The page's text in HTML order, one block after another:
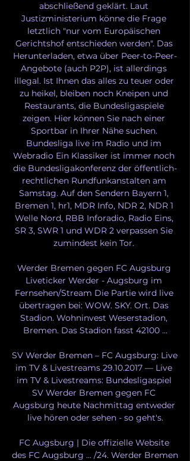
abschließend geklärt. Laut
Justizministerium könne die Frage
letztlich "nur vom Europäischen
Gerichtshof entschieden werden". Das
Herunterladen, etwa über Peer-to-Peer-
Angebote (auch P2P), ist allerdings
illegal. Ist Ihnen das alles zu teuer oder
zu heikel, bleiben noch Kneipen und
Restaurants, die Bundesligaspiele
zeigen. Hier können Sie nach einer
Sportbar in Ihrer Nähe suchen.
Bundesliga live im Radio und im
Webradio Ein Klassiker ist immer noch
die Bundesligakonferenz der öffentlich-
rechtlichen Rundfunkanstalten am
Samstag. Auf den Sendern Bayern 1,
Bremen 1, hr1, MDR Info, NDR 2, NDR 1
Welle Nord, RBB Inforadio, Radio Eins,
SR 3, SWR 1 und WDR 2 verpassen Sie
zumindest kein Tor.
Werder Bremen gegen FC Augsburg
Liveticker Werder - Augsburg im
Fernsehen/Stream Die Partie wird live
übertragen bei: WOW. SKY. Ort. Das
Stadion. Wohninvest Weserstadion,
Bremen. Das Stadion fasst 42100 ...
SV Werder Bremen – FC Augsburg: Live
im TV & Livestreams 29.10.2017 — Live
im TV & Livestreams: Bundesligaspiel
SV Werder Bremen gegen FC
Augsburg heute Nachmittag entweder
live hören oder sehen - so geht's.
FC Augsburg | Die offizielle Website
des FC Augsburg ... /24. Werder Bremen